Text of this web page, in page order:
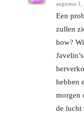
augustus
Een
zullen
how?
hebben
morgen
de lucht